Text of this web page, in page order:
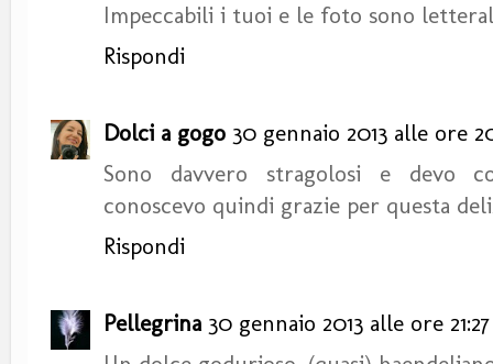
Impeccabili i tuoi e le foto sono
Rispondi
Dolci a gogo 30 gennaio 2013 alle ore
Sono davvero stragolosi e devo
conoscevo quindi grazie per questa
Rispondi
Pellegrina 30 gennaio 2013 alle ore 21:27